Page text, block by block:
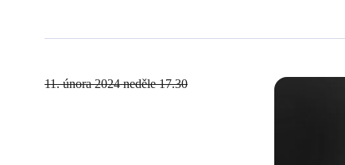
11. února 2024 neděle 17.30